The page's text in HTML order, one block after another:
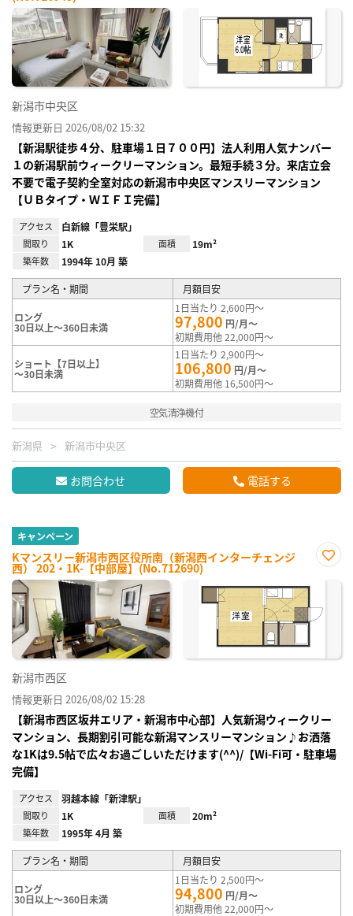
に入
新潟市中央区
情報更新日 2026/08/02 15:32
【新潟駅徒歩４分、駐車場１日７００円】法人利用人気ナンバー
１の新潟駅前ウィークリーマンション。最短手続３分。来店立会
不要で電子契約全室対応の新潟市中央区マンスリーマンション
【ＵＢタイプ・ＷＩＦＩ完備】
アクセス 白新線「豊栄駅」
間取り 1K 面積 19m²
築年数 1994年 10月 築
プラン名・期間 月額目安
ロング
30日以上～360日未満
1日当たり 2,600円～
97,800 円/月～
初期費用他 22,000円～
ショート【7日以上】
～30日未満
1日当たり 2,900円～
106,800 円/月～
初期費用他 16,500円～
空気清浄機付
新潟県 新潟市中央区
お問合わせ 電話する
キャンペーン
Kマンスリー新潟市西区役所南（新潟西インターチェンジ
西） 202・1K-【中部屋】(No.712690)
に入
録
新潟市西区
情報更新日 2026/08/02 15:28
【新潟市西区坂井エリア・新潟市中心部】人気新潟ウィークリー
マンション、長期割引可能な新潟マンスリーマンション♪お洒落
な1Kは9.5帖で広々お過ごしいただけます(^^)/【Wi-Fi可・駐車場
完備】
アクセス 羽越本線「新津駅」
間取り 1K 面積 20m²
築年数 1995年 4月 築
プラン名・期間 月額目安
ロング
30日以上～360日未満
1日当たり 2,500円～
94,800 円/月～
初期費用他 22,000円～